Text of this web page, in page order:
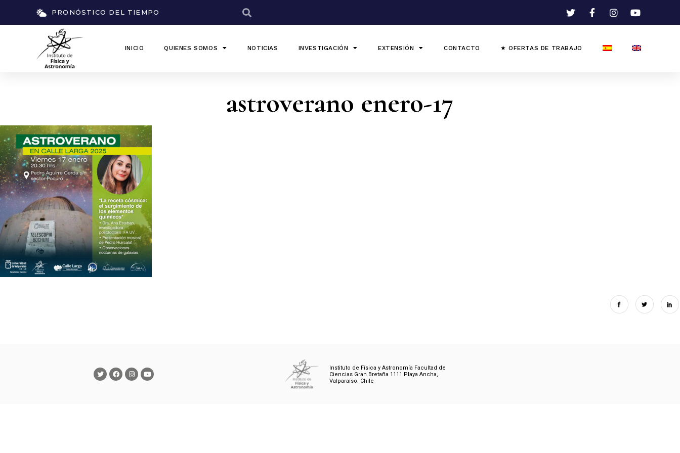
PRONÓSTICO DEL TIEMPO
INICIO QUIENES SOMOS NOTICIAS INVESTIGACIÓN EXTENSIÓN CONTACTO ★ OFERTAS DE TRABAJO
astroverano enero-17
Instituto de Física y Astronomía Facultad de
Ciencias Gran Bretaña 1111 Playa Ancha,
Valparaíso. Chile